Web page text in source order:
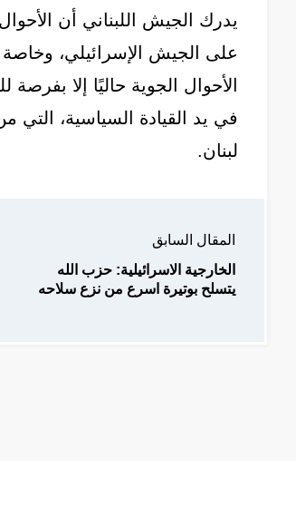
يدرك الجيش اللبناني أن
على الجيش الإسرائيلي، وخاصة
الأحوال الجوية حاليًا إلا
في يد القيادة السياسية،
لبنان.
المقال السابق
الخارجية الاسرائيلية: حزب الله
يتسلح بوتيرة اسرع من نزع سلاحه